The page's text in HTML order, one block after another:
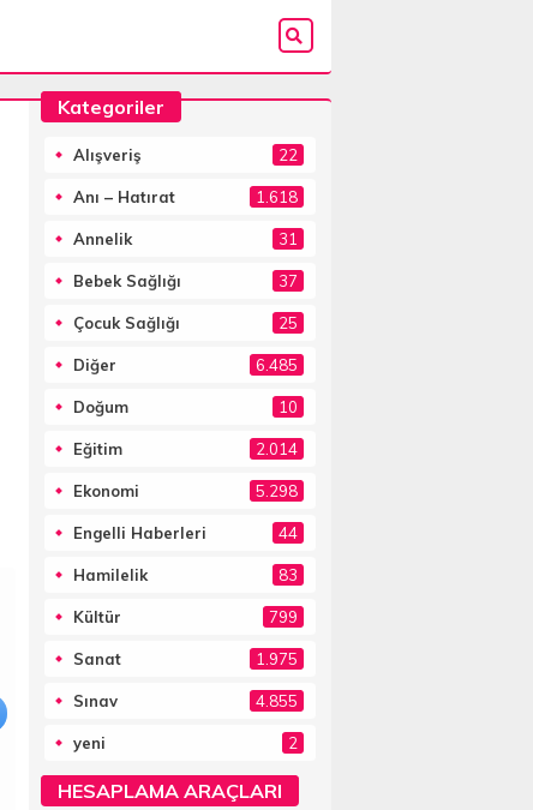
Kategoriler
Alışveriş 22
Anı – Hatırat 1.618
Annelik 31
Bebek Sağlığı 37
Çocuk Sağlığı 25
Diğer 6.485
Doğum 10
Eğitim 2.014
Ekonomi 5.298
Engelli Haberleri 44
Hamilelik 83
Kültür 799
Sanat 1.975
Sınav 4.855
yeni 2
HESAPLAMA ARAÇLARI